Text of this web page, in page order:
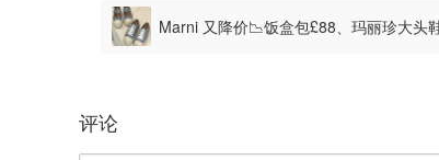
Marni 又降价📉饭盒包£88、玛丽珍大头
评论